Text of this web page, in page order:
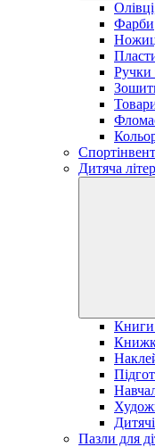
Фарби
Ручки
Дитяча
Книги
Пазли для